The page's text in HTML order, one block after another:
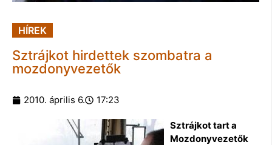
HÍREK
Sztrájkot hirdettek szombatra a
mozdonyvezetők
2010. április 6. 17:23
Sztrájkot tart a
Mozdonyvezetők